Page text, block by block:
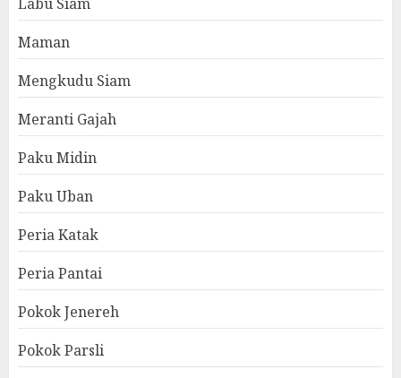
Maman
Mengkudu Siam
Meranti Gajah
Paku Midin
Paku Uban
Peria Katak
Peria Pantai
Pokok Jenereh
Pokok Parsli